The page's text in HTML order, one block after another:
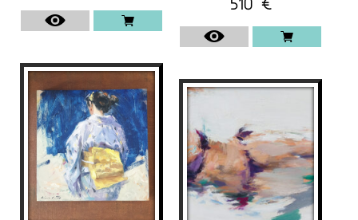
Medici. Florència.
• 1992-1996. Pràctiques de dibuix al Reial Cercle
Artístic de Barcelona.
• 1994. Exerceix com a professora de dibuix a
l’Escola de la Sala Gaudí de Barcelona.
• 1993-1996. Taller de Sánchez Ametllers i Bosch
Cavedo.
• 1996. Curs d’Introducció a l’Estètica. Col·legi
Oficial de Doctors i Llicenciats en Filosofia i